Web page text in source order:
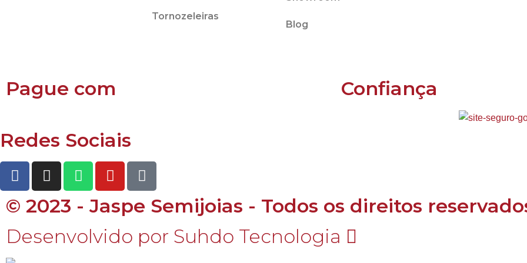
Tornozeleiras
Blog
Pague com Confiança
Redes Sociais
© 2023 - Jaspe Semijoias - Todos os direitos
Desenvolvido por Suhdo Tecnologia